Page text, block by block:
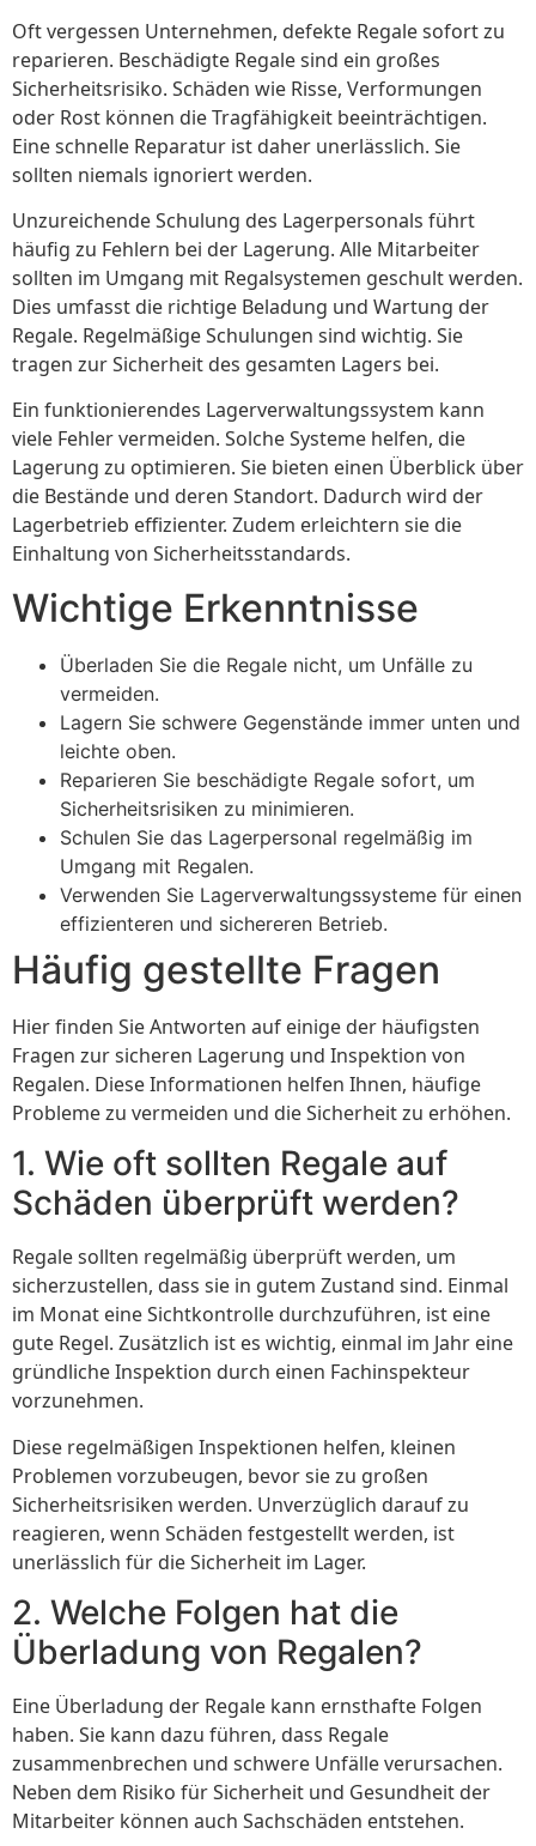
Oft vergessen Unternehmen, defekte Regale sofort zu
reparieren. Beschädigte Regale sind ein großes
Sicherheitsrisiko. Schäden wie Risse, Verformungen
oder Rost können die Tragfähigkeit beeinträchtigen.
Eine schnelle Reparatur ist daher unerlässlich. Sie
sollten niemals ignoriert werden.
Unzureichende Schulung des Lagerpersonals führt
häufig zu Fehlern bei der Lagerung. Alle Mitarbeiter
sollten im Umgang mit Regalsystemen geschult werden.
Dies umfasst die richtige Beladung und Wartung der
Regale. Regelmäßige Schulungen sind wichtig. Sie
tragen zur Sicherheit des gesamten Lagers bei.
Ein funktionierendes Lagerverwaltungssystem kann
viele Fehler vermeiden. Solche Systeme helfen, die
Lagerung zu optimieren. Sie bieten einen Überblick über
die Bestände und deren Standort. Dadurch wird der
Lagerbetrieb effizienter. Zudem erleichtern sie die
Einhaltung von Sicherheitsstandards.
Wichtige Erkenntnisse
Überladen Sie die Regale nicht, um Unfälle zu
vermeiden.
Lagern Sie schwere Gegenstände immer unten und
leichte oben.
Reparieren Sie beschädigte Regale sofort, um
Sicherheitsrisiken zu minimieren.
Schulen Sie das Lagerpersonal regelmäßig im
Umgang mit Regalen.
Verwenden Sie Lagerverwaltungssysteme für einen
effizienteren und sichereren Betrieb.
Häufig gestellte Fragen
Hier finden Sie Antworten auf einige der häufigsten
Fragen zur sicheren Lagerung und Inspektion von
Regalen. Diese Informationen helfen Ihnen, häufige
Probleme zu vermeiden und die Sicherheit zu erhöhen.
1. Wie oft sollten Regale auf
Schäden überprüft werden?
Regale sollten regelmäßig überprüft werden, um
sicherzustellen, dass sie in gutem Zustand sind. Einmal
im Monat eine Sichtkontrolle durchzuführen, ist eine
gute Regel. Zusätzlich ist es wichtig, einmal im Jahr eine
gründliche Inspektion durch einen Fachinspekteur
vorzunehmen.
Diese regelmäßigen Inspektionen helfen, kleinen
Problemen vorzubeugen, bevor sie zu großen
Sicherheitsrisiken werden. Unverzüglich darauf zu
reagieren, wenn Schäden festgestellt werden, ist
unerlässlich für die Sicherheit im Lager.
2. Welche Folgen hat die
Überladung von Regalen?
Eine Überladung der Regale kann ernsthafte Folgen
haben. Sie kann dazu führen, dass Regale
zusammenbrechen und schwere Unfälle verursachen.
Neben dem Risiko für Sicherheit und Gesundheit der
Mitarbeiter können auch Sachschäden entstehen.